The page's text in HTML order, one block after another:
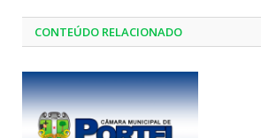
CONTEÚDO RELACIONADO